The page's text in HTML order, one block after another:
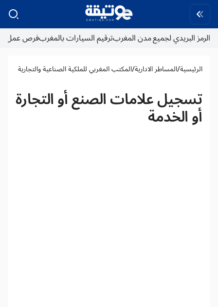
الرمز البريدي لجميع مدن المغربترقيم السيارات بالمغربفرص عمل
الرئيسية/المساطر الادارية/المكتب المغربي للملكية الصناعية والتجارية
تسجيل علامات الصنع أو التجارة
أو الخدمة